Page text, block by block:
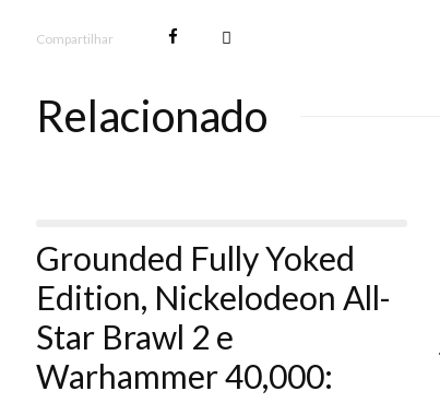
Compartilhar
Relacionado
Grounded Fully Yoked
Edition, Nickelodeon All-
Star Brawl 2 e
Warhammer 40,000: